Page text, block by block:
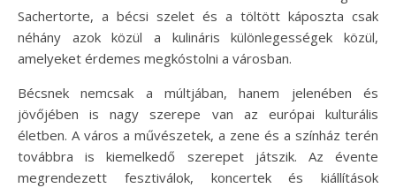
Sachertorte, a bécsi szelet és a töltött káposzta csak
néhány azok közül a kulináris különlegességek közül,
amelyeket érdemes megkóstolni a városban.
Bécsnek nemcsak a múltjában, hanem jelenében és
jövőjében is nagy szerepe van az európai kulturális
életben. A város a művészetek, a zene és a színház terén
továbbra is kiemelkedő szerepet játszik. Az évente
megrendezett fesztiválok, koncertek és kiállítások